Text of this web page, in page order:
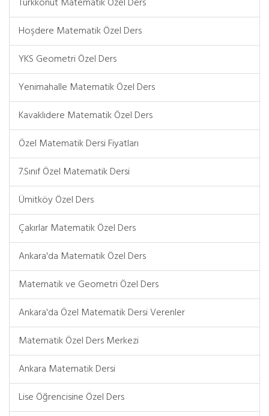
Hoşdere Matematik Özel Ders
YKS Geometri Özel Ders
Yenimahalle Matematik Özel Ders
Kavaklıdere Matematik Özel Ders
Özel Matematik Dersi Fiyatları
7.Sınıf Özel Matematik Dersi
Ümitköy Özel Ders
Çakırlar Matematik Özel Ders
Ankara'da Matematik Özel Ders
Matematik ve Geometri Özel Ders
Ankara'da Özel Matematik Dersi Verenler
Matematik Özel Ders Merkezi
Ankara Matematik Dersi
Lise Öğrencisine Özel Ders